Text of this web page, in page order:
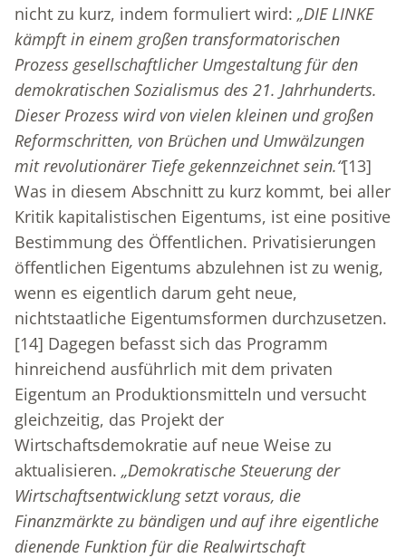
nicht zu kurz, indem formuliert wird: „DIE LINKE
kämpft in einem großen transformatorischen
Prozess gesellschaftlicher Umgestaltung für den
demokratischen Sozialismus des 21. Jahrhunderts.
Dieser Prozess wird von vielen kleinen und großen
Reformschritten, von Brüchen und Umwälzungen
mit revolutionärer Tiefe gekennzeichnet sein.“[13]
Was in diesem Abschnitt zu kurz kommt, bei aller
Kritik kapitalistischen Eigentums, ist eine positive
Bestimmung des Öffentlichen. Privatisierungen
öffentlichen Eigentums abzulehnen ist zu wenig,
wenn es eigentlich darum geht neue,
nichtstaatliche Eigentumsformen durchzusetzen.
[14] Dagegen befasst sich das Programm
hinreichend ausführlich mit dem privaten
Eigentum an Produktionsmitteln und versucht
gleichzeitig, das Projekt der
Wirtschaftsdemokratie auf neue Weise zu
aktualisieren. „Demokratische Steuerung der
Wirtschaftsentwicklung setzt voraus, die
Finanzmärkte zu bändigen und auf ihre eigentliche
dienende Funktion für die Realwirtschaft